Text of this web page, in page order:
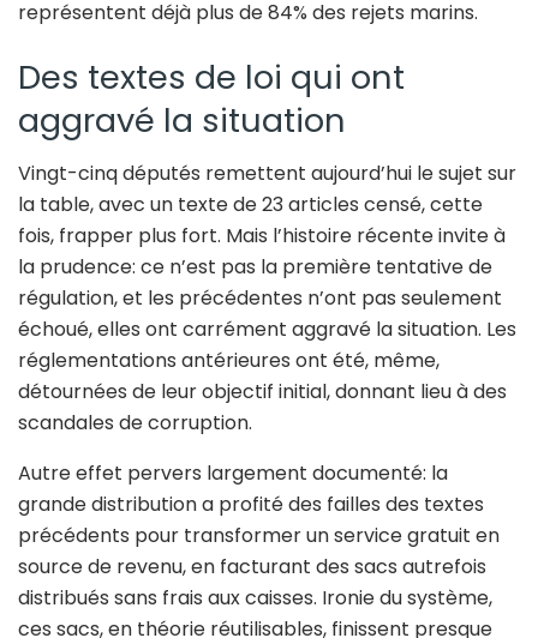
représentent déjà plus de 84% des rejets marins.
Des textes de loi qui ont
aggravé la situation
Vingt-cinq députés remettent aujourd’hui le sujet sur
la table, avec un texte de 23 articles censé, cette
fois, frapper plus fort. Mais l’histoire récente invite à
la prudence: ce n’est pas la première tentative de
régulation, et les précédentes n’ont pas seulement
échoué, elles ont carrément aggravé la situation. Les
réglementations antérieures ont été, même,
détournées de leur objectif initial, donnant lieu à des
scandales de corruption.
Autre effet pervers largement documenté: la
grande distribution a profité des failles des textes
précédents pour transformer un service gratuit en
source de revenu, en facturant des sacs autrefois
distribués sans frais aux caisses. Ironie du système,
ces sacs, en théorie réutilisables, finissent presque